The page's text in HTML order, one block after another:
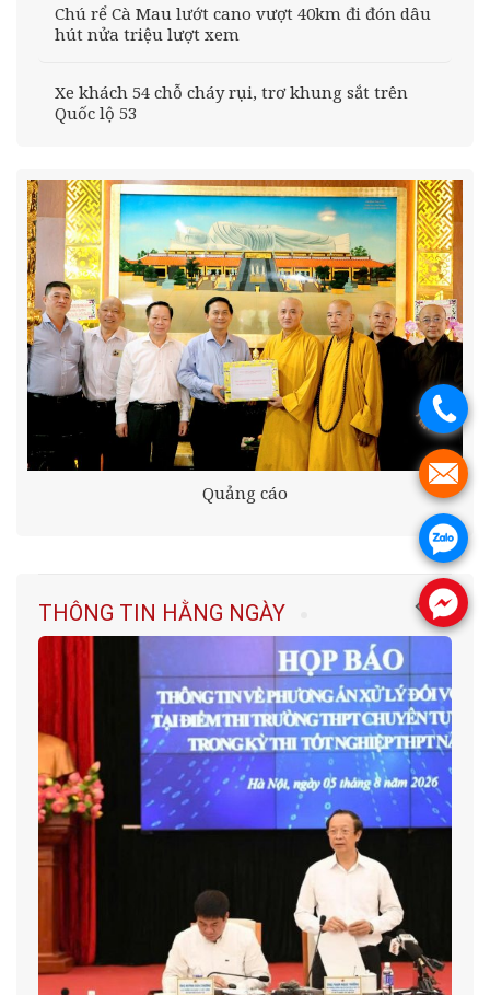
Chú rể Cà Mau lướt cano vượt 40km đi đón dâu
hút nửa triệu lượt xem
Xe khách 54 chỗ cháy rụi, trơ khung sắt trên
Quốc lộ 53
Quảng cáo
THÔNG TIN HẰNG NGÀY
.
.
.
.